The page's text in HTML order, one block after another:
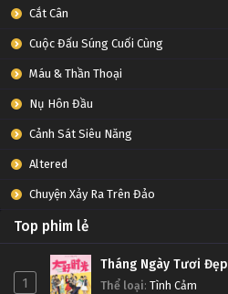
Cắt Cân
Cuộc Đấu Súng Cuối Cùng
Máu & Thần Thoại
Nụ Hôn Đầu
Cảnh Sát Siêu Năng
Altered
Chuyện Xảy Ra Trên Đảo
Top phim lẻ
1
Tháng Ngày Tươi Đẹp
Thể loại: Tình Cảm